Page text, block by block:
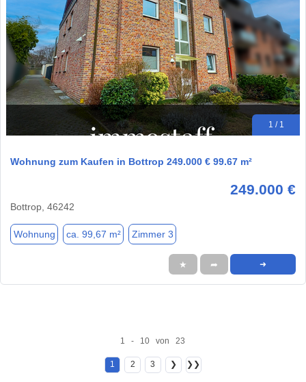
1 / 1
Wohnung zum Kaufen in Bottrop 249.000 € 99.67 m²
249.000 €
Bottrop, 46242
Wohnung ca. 99,67 m² Zimmer 3
★ ➦ ➜
1 - 10 von 23
1 2 3 ❯ ❯❯